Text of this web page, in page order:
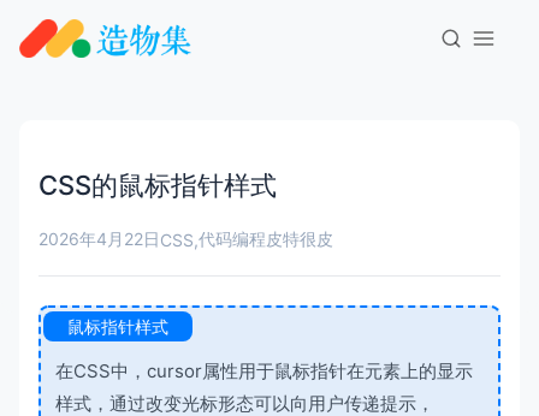
CSS的鼠标指针样式
2026年4月22日CSS,代码编程皮特很皮
鼠标指针样式
在CSS中，cursor属性用于鼠标指针在元素上的显示
样式，通过改变光标形态可以向用户传递提示，